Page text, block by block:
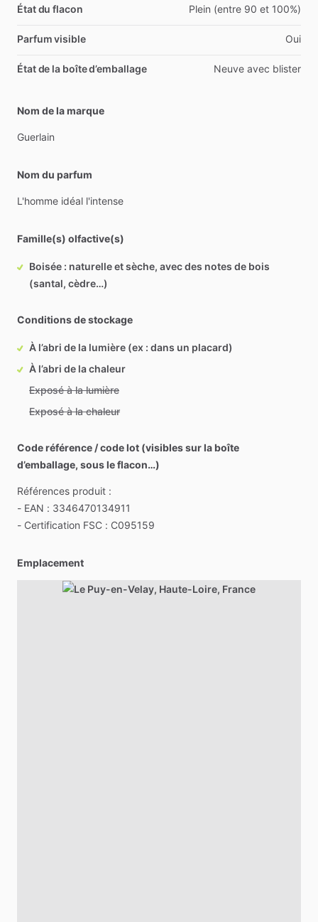
État du flacon Plein (entre 90 et 100%)
Parfum visible Oui
État de la boîte d’emballage Neuve avec blister
Nom de la marque
Guerlain
Nom du parfum
L'homme idéal l'intense
Famille(s) olfactive(s)
Boisée : naturelle et sèche, avec des notes de bois
(santal, cèdre…)
Conditions de stockage
À l’abri de la lumière (ex : dans un placard)
À l’abri de la chaleur
Exposé à la lumière
Exposé à la chaleur
Code référence / code lot (visibles sur la boîte
d’emballage, sous le flacon…)
Références produit :
- EAN : 3346470134911
- Certification FSC : C095159
Emplacement